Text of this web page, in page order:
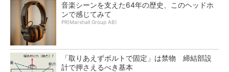
音楽シーンを支えた64年の歴史、このヘッドホ
ンで感じてみて
PR(Marshall Group AB)
「取りあえずボルトで固定」は禁物 締結部設
計で押さえるべき基本